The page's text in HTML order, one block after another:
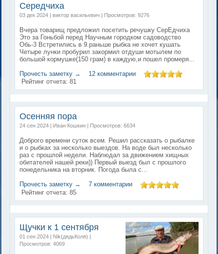
Середчиха
03 дек 2024 | виктор васильевич | Просмотров: 9276
Вчера товарищ предложил посетить речушку СерЕдчиха
Это за Гоньбой перед Научным городком садоводство
Обь-3 Встретились в 9.раньше рыбка не хочет кушать
Четыре лунки пробурил закормил отдуши мотылем по
большой кормушке(150 грам) в каждую,и пошел промеря...
Прочесть заметку →
12 комментарии
Рейтинг отчета:81
Осенняя пора
24 сен 2024 | Иван Кошкин | Просмотров: 6634
Доброго времени суток всем. Решил рассказать о рыбалке
и о рыбках за несколько выездов. На воде был несколько
раз с прошлой недели. Наблюдал за движением хищных
обитателей нашей реки)) Первый выезд был с прошлого
понедельника на вторник. Погода была с...
Прочесть заметку →
7 комментарии
Рейтинг отчета:85
Щучки к 1 сентября
01 сен 2024 | Nik(дядьКоля) |
Просмотров: 4069